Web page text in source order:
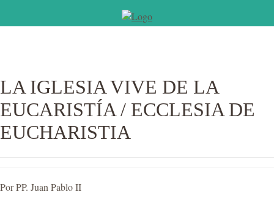
LA IGLESIA VIVE DE LA
EUCARISTÍA / ECCLESIA DE
EUCHARISTIA
Por PP. Juan Pablo II